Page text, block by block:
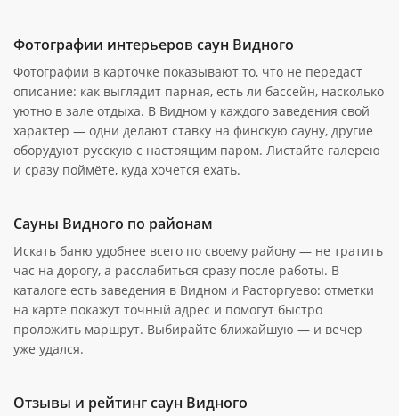
Фотографии интерьеров саун Видного
Фотографии в карточке показывают то, что не передаст
описание: как выглядит парная, есть ли бассейн, насколько
уютно в зале отдыха. В Видном у каждого заведения свой
характер — одни делают ставку на финскую сауну, другие
оборудуют русскую с настоящим паром. Листайте галерею
и сразу поймёте, куда хочется ехать.
Сауны Видного по районам
Искать баню удобнее всего по своему району — не тратить
час на дорогу, а расслабиться сразу после работы. В
каталоге есть заведения в Видном и Расторгуево: отметки
на карте покажут точный адрес и помогут быстро
проложить маршрут. Выбирайте ближайшую — и вечер
уже удался.
Отзывы и рейтинг саун Видного